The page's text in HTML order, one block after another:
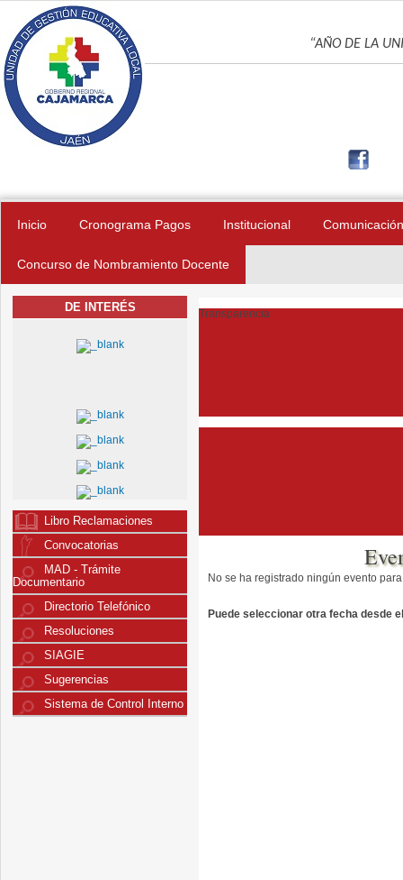
Pasar al contenido principal
“AÑO DE LA
Inicio Cronograma Pagos Institucional Comunicación
Concurso de Nombramiento Docente
DE INTERÉS
Libro Reclamaciones
Convocatorias
MAD - Trámite
Documentario
Directorio Telefónico
Resoluciones
SIAGIE
Sugerencias
Sistema de Control Interno
Transparencia
No se ha registrado ningún evento
Puede seleccionar otra fecha desde